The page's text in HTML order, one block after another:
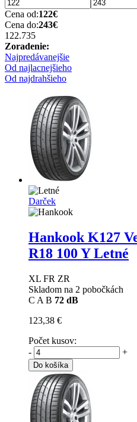
Cena od:122€
Cena do:243€
122.735
Zoradenie:
Najpredávanejšie
Od najlacnejšieho
Od najdrahšieho
Darček
Hankook K127
R18 100 Y Letné
XL FR ZR
Skladom na 2 pobočkách
C A B 72 dB
123,38 €
Počet kusov:
-
+
Do košíka